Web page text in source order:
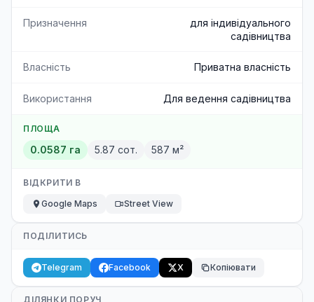
Призначення
для індивідуального
садівництва
Власність Приватна власність
Використання Для ведення садівництва
ПЛОЩА
0.0587 га 5.87 сот. 587 м²
ВІДКРИТИ В
Google Maps
Street View
ПОДІЛИТИСЬ
Telegram Facebook X Копіювати
ДІЛЯНКИ ПОРУЧ